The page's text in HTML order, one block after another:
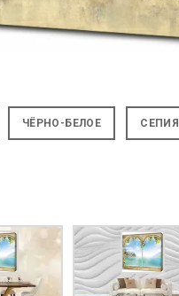
ЧЁРНО-БЕЛОЕ СЕПИЯ